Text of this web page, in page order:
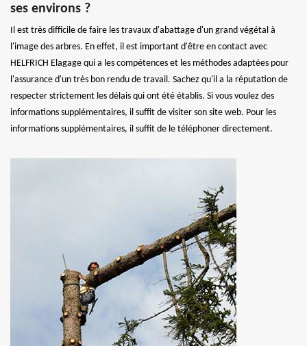
ses environs ?
Il est très difficile de faire les travaux d'abattage d'un grand végétal à
l'image des arbres. En effet, il est important d'être en contact avec
HELFRICH Elagage qui a les compétences et les méthodes adaptées pour
l'assurance d'un très bon rendu de travail. Sachez qu'il a la réputation de
respecter strictement les délais qui ont été établis. Si vous voulez des
informations supplémentaires, il suffit de visiter son site web. Pour les
informations supplémentaires, il suffit de le téléphoner directement.